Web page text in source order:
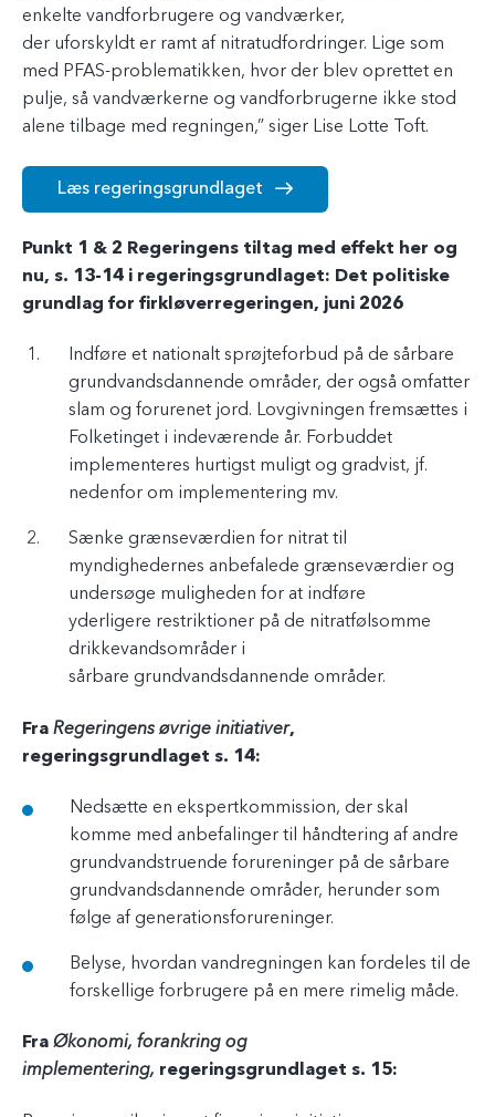
enkelte vandforbrugere og vandværker,
der uforskyldt er ramt af nitratudfordringer. Lige som
med PFAS-problematikken, hvor der blev oprettet en
pulje, så vandværkerne og vandforbrugerne ikke stod
alene tilbage med regningen,” siger Lise Lotte Toft.
Læs regeringsgrundlaget
Punkt 1 & 2 Regeringens tiltag med effekt her og
nu, s. 13-14 i regeringsgrundlaget: Det politiske
grundlag for firkløverregeringen, juni 2026
Indføre et nationalt sprøjteforbud på de sårbare
grundvandsdannende områder, der også omfatter
slam og forurenet jord. Lovgivningen fremsættes i
Folketinget i indeværende år. Forbuddet
implementeres hurtigst muligt og gradvist, jf.
nedenfor om implementering mv.
Sænke grænseværdien for nitrat til
myndighedernes anbefalede grænseværdier og
undersøge muligheden for at indføre
yderligere restriktioner på de nitratfølsomme
drikkevandsområder i
sårbare grundvandsdannende områder.
Fra Regeringens øvrige initiativer,
regeringsgrundlaget s. 14:
Nedsætte en ekspertkommission, der skal
komme med anbefalinger til håndtering af andre
grundvandstruende forureninger på de sårbare
grundvandsdannende områder, herunder som
følge af generationsforureninger.
Belyse, hvordan vandregningen kan fordeles til de
forskellige forbrugere på en mere rimelig måde.
Fra Økonomi, forankring og
implementering, regeringsgrundlaget s. 15: